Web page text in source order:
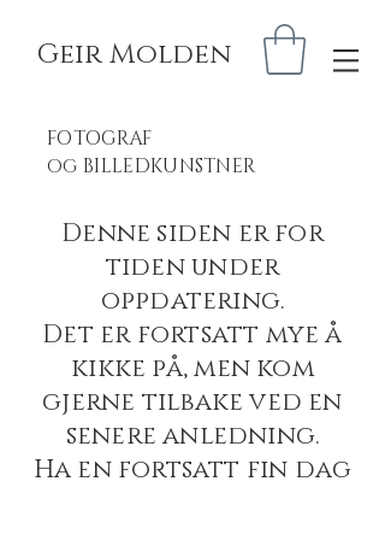
Geir Molden
FOTOGRAF
OG BILLEDKUNSTNER
Denne siden er for
tiden under
oppdatering.
Det er fortsatt mye å
kikke på, men kom
gjerne tilbake ved en
senere anledning.
Ha en fortsatt fin dag